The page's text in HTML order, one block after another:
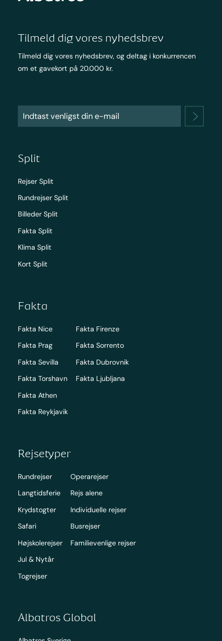
Tilmeld dig vores nyhedsbrev
Tilmeld dig vores nyhedsbrev, og deltag i konkurrencen
om et gavekort på 20.000 kr.
Split
Rejser Split
Rundrejser Split
Billeder Split
Fakta Split
Klima Split
Kort Split
Fakta
Fakta Nice
Fakta Prag
Fakta Sevilla
Fakta Torshavn
Fakta Athen
Fakta Reykjavik
Fakta Firenze
Fakta Sorrento
Fakta Dubrovnik
Fakta Ljubljana
Rejsetyper
Rundrejser
Langtidsferie
Krydstogter
Safari
Højskolerejser
Jul & Nytår
Togrejser
Operarejser
Rejs alene
Individuelle rejser
Busrejser
Familievenlige rejser
Albatros Global